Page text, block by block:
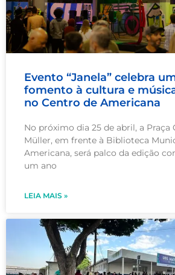
Evento “Janela” celebra
fomento à cultura e
no Centro de Americana
No próximo dia 25 de abril, a Praça
Müller, em frente à Biblioteca
Americana, será palco da edição
um ano
LEIA MAIS »